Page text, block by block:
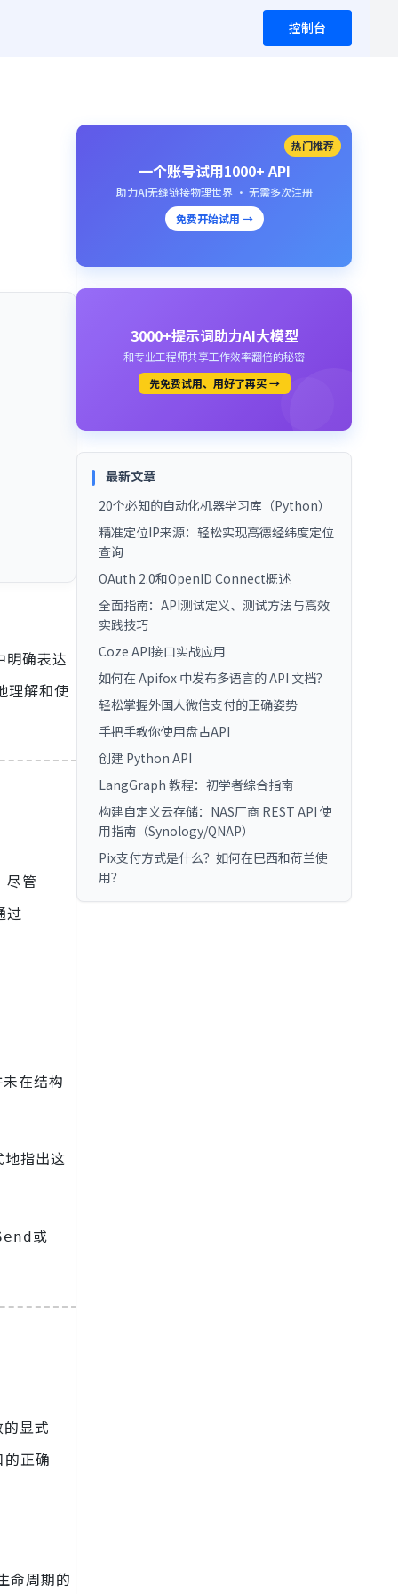
控制台
明确表达
理解和使
尽管
过
在结构
地指出这
或
显式
正确
命周期的
热门推荐
一个账号试用1000+ API
助力AI无缝链接物理世界 · 无需多次注册
免费开始试用 →
3000+提示词助力AI大模型
和专业工程师共享工作效率翻倍的秘密
先免费试用、用好了再买 →
最新文章
20个必知的自动化机器学习库（Python）
精准定位IP来源：轻松实现高德经纬度定位
查询
OAuth 2.0和OpenID Connect概述
全面指南：API测试定义、测试方法与高效
实践技巧
Coze API接口实战应用
如何在 Apifox 中发布多语言的 API 文档？
轻松掌握外国人微信支付的正确姿势
手把手教你使用盘古API
创建 Python API
LangGraph 教程：初学者综合指南
构建自定义云存储：NAS厂商 REST API 使
用指南（Synology/QNAP）
Pix支付方式是什么？如何在巴西和荷兰使
用？